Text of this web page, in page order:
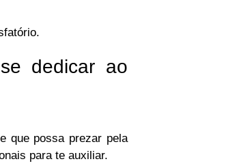
dedicar ao
que possa prezar pela
para te auxiliar.